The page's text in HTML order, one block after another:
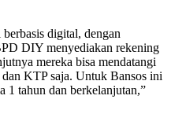
digital, dengan
DIY menyediakan rekening
mereka bisa mendatangi
KTP saja. Untuk Bansos ini
1 tahun dan berkelanjutan,”